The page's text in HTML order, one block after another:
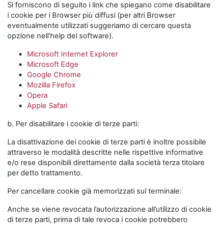
Si forniscono di seguito i link che spiegano come disabilitare
i cookie per i Browser più diffusi (per altri Browser
eventualmente utilizzati suggeriamo di cercare questa
opzione nell’help del software).
Microsoft Internet Explorer
Microsoft Edge
Google Chrome
Mozilla Firefox
Opera
Apple Safari
b. Per disabilitare i cookie di terze parti:
La disattivazione dei cookie di terze parti è inoltre possibile
attraverso le modalità descritte nelle rispettive informative
e/o rese disponibili direttamente dalla società terza titolare
per detto trattamento.
Per cancellare cookie già memorizzati sul terminale:
Anche se viene revocata l’autorizzazione all’utilizzo di cookie
di terze parti, prima di tale revoca i cookie potrebbero